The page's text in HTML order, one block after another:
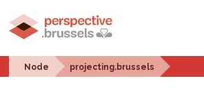
Node projecting.brussels